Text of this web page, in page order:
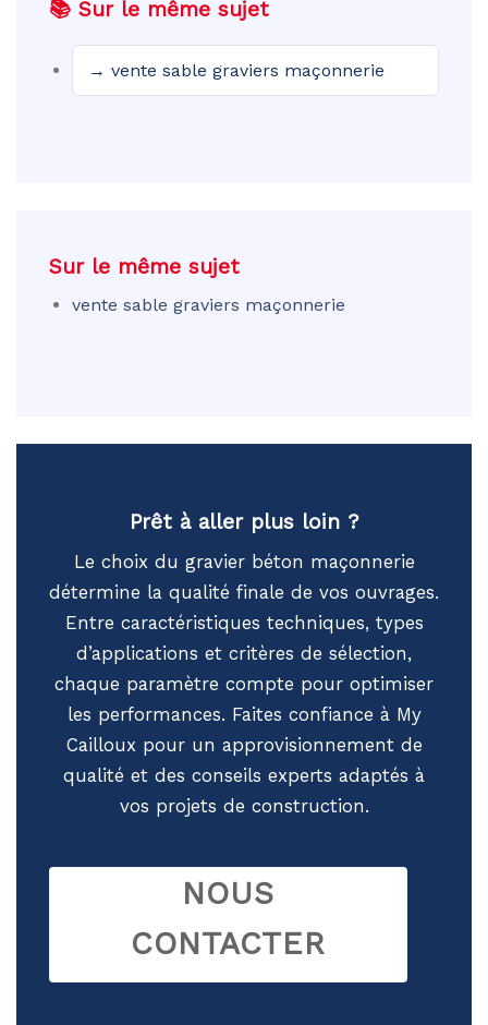
📚 Sur le même sujet
→ vente sable graviers maçonnerie
Sur le même sujet
vente sable graviers maçonnerie
Prêt à aller plus loin ?
Le choix du gravier béton maçonnerie
détermine la qualité finale de vos ouvrages.
Entre caractéristiques techniques, types
d’applications et critères de sélection,
chaque paramètre compte pour optimiser
les performances. Faites confiance à My
Cailloux pour un approvisionnement de
qualité et des conseils experts adaptés à
vos projets de construction.
NOUS
CONTACTER